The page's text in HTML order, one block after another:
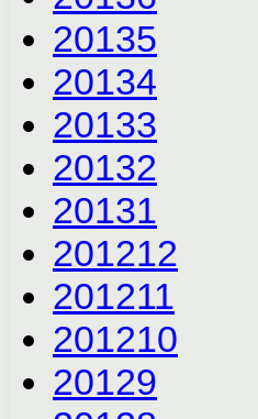
20135
20134
20133
20132
20131
201212
201211
201210
20129